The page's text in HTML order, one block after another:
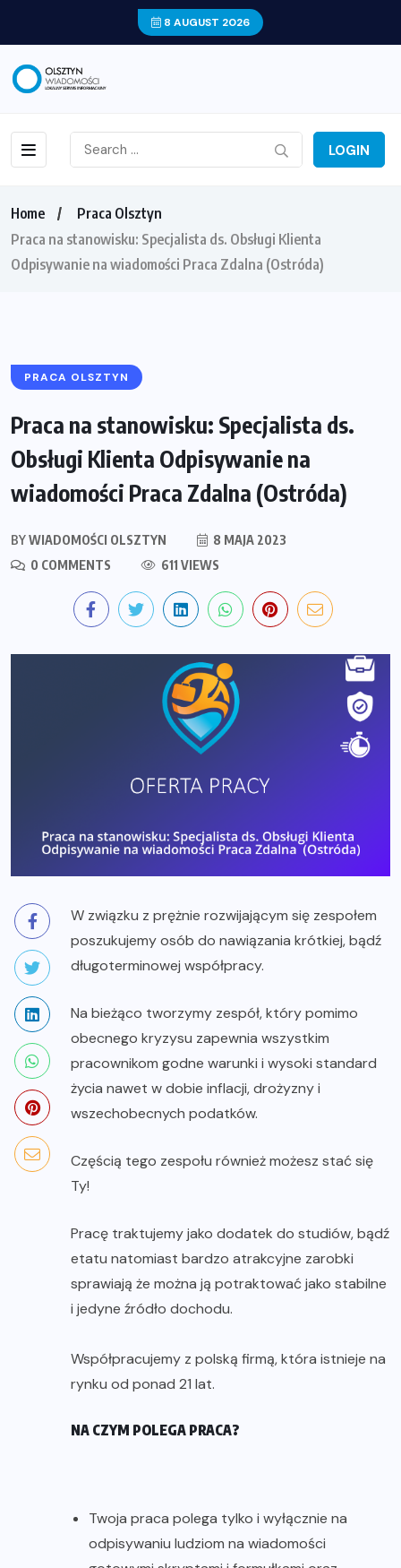
8 AUGUST 2026
LOGIN
Home
Praca Olsztyn
Praca na stanowisku: Specjalista ds. Obsługi Klienta
Odpisywanie na wiadomości Praca Zdalna (Ostróda)
PRACA OLSZTYN
Praca na stanowisku: Specjalista ds.
Obsługi Klienta Odpisywanie na
wiadomości Praca Zdalna (Ostróda)
BYWIADOMOŚCI OLSZTYN
8 MAJA 2023
0 COMMENTS
611 VIEWS
W związku z prężnie rozwijającym się zespołem
poszukujemy osób do nawiązania krótkiej, bądź
długoterminowej współpracy.
Na bieżąco tworzymy zespół, który pomimo
obecnego kryzysu zapewnia wszystkim
pracownikom godne warunki i wysoki standard
życia nawet w dobie inflacji, drożyzny i
wszechobecnych podatków.
Częścią tego zespołu również możesz stać się
Ty!
Pracę traktujemy jako dodatek do studiów, bądź
etatu natomiast bardzo atrakcyjne zarobki
sprawiają że można ją potraktować jako stabilne
i jedyne źródło dochodu.
Współpracujemy z polską firmą, która istnieje na
rynku od ponad 21 lat.
NA CZYM POLEGA PRACA?
Twoja praca polega tylko i wyłącznie na
odpisywaniu ludziom na wiadomości